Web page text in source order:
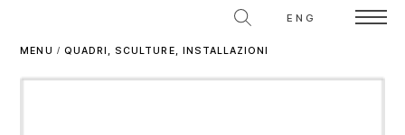
ENG
MENU / QUADRI, SCULTURE, INSTALLAZIONI